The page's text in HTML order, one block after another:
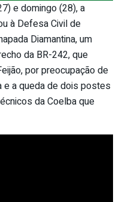
e domingo (28), a
à Defesa Civil de
Diamantina, um
da BR-242, que
por preocupação de
a queda de dois postes
da Coelba que